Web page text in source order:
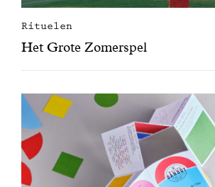
Rituelen
Het Grote Zomerspel